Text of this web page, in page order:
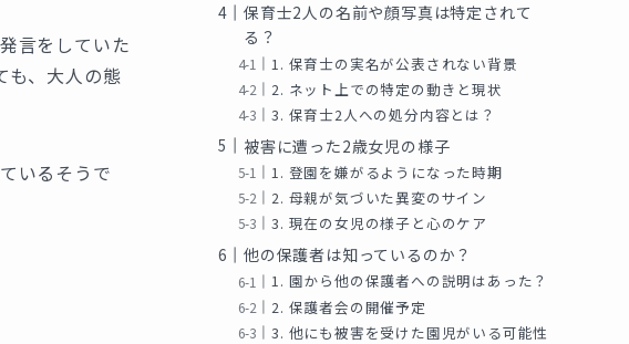
言をしていた
も、大人の態
いるそうで
保育士2人の名前や顔写真は特定されて
る？
1. 保育士の実名が公表されない背景
2. ネット上での特定の動きと現状
3. 保育士2人への処分内容とは？
被害に遭った2歳女児の様子
1. 登園を嫌がるようになった時期
2. 母親が気づいた異変のサイン
3. 現在の女児の様子と心のケア
他の保護者は知っているのか？
1. 園から他の保護者への説明はあった？
2. 保護者会の開催予定
3. 他にも被害を受けた園児がいる可能性